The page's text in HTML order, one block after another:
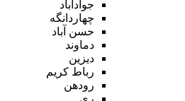
جوادآباد
چهاردانگه
حسن آباد
دماوند
دیزین
رباط کریم
رودهن
ری